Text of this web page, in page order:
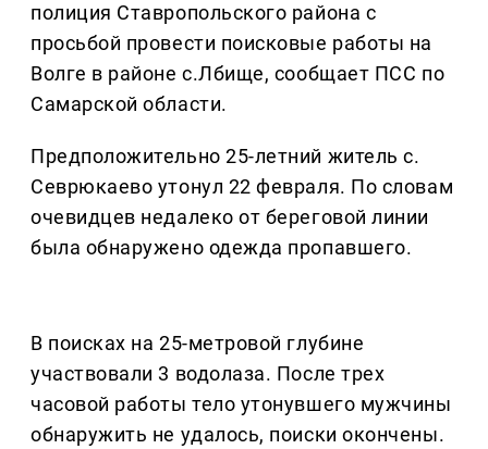
полиция Ставропольского района с
просьбой провести поисковые работы на
Волге в районе с.Лбище, сообщает ПСС по
Самарской области.
Предположительно 25-летний житель с.
Севрюкаево утонул 22 февраля. По словам
очевидцев недалеко от береговой линии
была обнаружено одежда пропавшего.
В поисках на 25-метровой глубине
участвовали 3 водолаза. После трех
часовой работы тело утонувшего мужчины
обнаружить не удалось, поиски окончены.